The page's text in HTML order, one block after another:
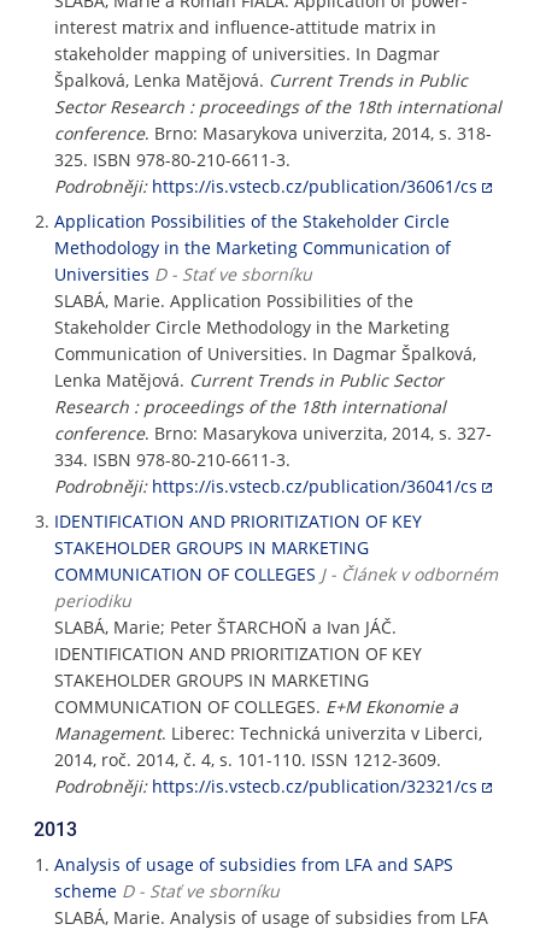
interest matrix and influence-attitude matrix in
stakeholder mapping of universities. In Dagmar
Špalková, Lenka Matějová. Current Trends in Public
Sector Research : proceedings of the 18th international
conference. Brno: Masarykova univerzita, 2014, s. 318-
325. ISBN 978-80-210-6611-3.
Podrobněji: https://is.vstecb.cz/publication/36061/cs
Application Possibilities of the Stakeholder Circle
Methodology in the Marketing Communication of
Universities D - Stať ve sborníku
SLABÁ, Marie. Application Possibilities of the
Stakeholder Circle Methodology in the Marketing
Communication of Universities. In Dagmar Špalková,
Lenka Matějová. Current Trends in Public Sector
Research : proceedings of the 18th international
conference. Brno: Masarykova univerzita, 2014, s. 327-
334. ISBN 978-80-210-6611-3.
Podrobněji: https://is.vstecb.cz/publication/36041/cs
IDENTIFICATION AND PRIORITIZATION OF KEY
STAKEHOLDER GROUPS IN MARKETING
COMMUNICATION OF COLLEGES J - Článek v odborném
periodiku
SLABÁ, Marie; Peter ŠTARCHOŇ a Ivan JÁČ.
IDENTIFICATION AND PRIORITIZATION OF KEY
STAKEHOLDER GROUPS IN MARKETING
COMMUNICATION OF COLLEGES. E+M Ekonomie a
Management. Liberec: Technická univerzita v Liberci,
2014, roč. 2014, č. 4, s. 101-110. ISSN 1212-3609.
Podrobněji: https://is.vstecb.cz/publication/32321/cs
2013
Analysis of usage of subsidies from LFA and SAPS
scheme D - Stať ve sborníku
SLABÁ, Marie. Analysis of usage of subsidies from LFA